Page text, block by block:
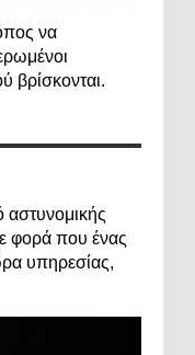
να
βρίσκονται.
αστυνομικής
φορά που ένας
υπηρεσίας,